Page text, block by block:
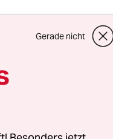
Gerade nicht